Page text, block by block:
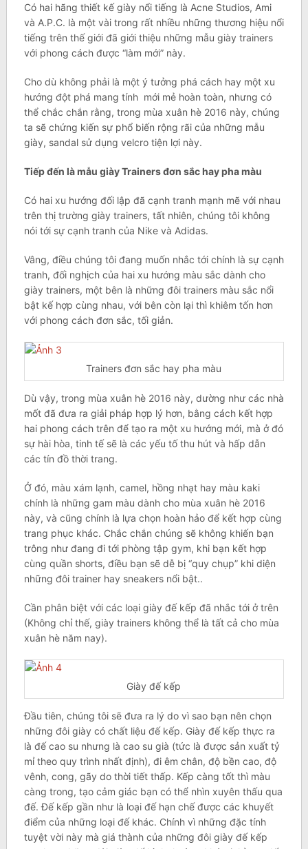
Có hai hãng thiết kế giày nổi tiếng là Acne Studios, Ami
và A.P.C. là một vài trong rất nhiều những thương hiệu nổi
tiếng trên thế giới đã giới thiệu những mẫu giày trainers
với phong cách được “làm mới” này.
Cho dù không phải là một ý tưởng phá cách hay một xu
hướng đột phá mang tính mới mẻ hoàn toàn, nhưng có
thể chắc chắn rằng, trong mùa xuân hè 2016 này, chúng
ta sẽ chứng kiến sự phổ biến rộng rãi của những mẫu
giày, sandal sử dụng velcro tiện lợi này.
Tiếp đến là mẫu giày Trainers đơn sắc hay pha màu
Có hai xu hướng đối lập đã cạnh tranh mạnh mẽ với nhau
trên thị trường giày trainers, tất nhiên, chúng tôi không
nói tới sự cạnh tranh của Nike và Adidas.
Vâng, điều chúng tôi đang muốn nhắc tới chính là sự cạnh
tranh, đối nghịch của hai xu hướng màu sắc dành cho
giày trainers, một bên là những đôi trainers màu sắc nổi
bật kế hợp cùng nhau, với bên còn lại thì khiêm tốn hơn
với phong cách đơn sắc, tối giản.
Trainers đơn sắc hay pha màu
Dù vậy, trong mùa xuân hè 2016 này, dường như các nhà
mốt đã đưa ra giải pháp hợp lý hơn, bằng cách kết hợp
hai phong cách trên để tạo ra một xu hướng mới, mà ở đó
sự hài hòa, tinh tế sẽ là các yếu tố thu hút và hấp dẫn
các tín đồ thời trang.
Ở đó, màu xám lạnh, camel, hồng nhạt hay màu kaki
chính là những gam màu dành cho mùa xuân hè 2016
này, và cũng chính là lựa chọn hoàn hảo để kết hợp cùng
trang phục khác. Chắc chắn chúng sẽ không khiến bạn
trông như đang đi tới phòng tập gym, khi bạn kết hợp
cùng quần shorts, điều bạn sẽ dễ bị “quy chụp” khi diện
những đôi trainer hay sneakers nổi bật..
Cần phân biệt với các loại giày đế kếp đã nhắc tới ở trên
(Không chỉ thế, giày trainers không thể là tất cả cho mùa
xuân hè năm nay).
Giày đế kếp
Đầu tiên, chúng tôi sẽ đưa ra lý do vì sao bạn nên chọn
những đôi giày có chất liệu đế kếp. Giày đế kếp thực ra
là đế cao su nhưng là cao su già (tức là được sản xuất tỷ
mỉ theo quy trình nhất định), đi êm chân, độ bền cao, độ
vênh, cong, gãy do thời tiết thấp. Kếp càng tốt thì màu
càng trong, tạo cảm giác bạn có thể nhìn xuyên thấu qua
đế. Đế kếp gần như là loại đế hạn chế được các khuyết
điểm của những loại đế khác. Chính vì những đặc tính
tuyệt vời này mà giá thành của những đôi giày đế kếp